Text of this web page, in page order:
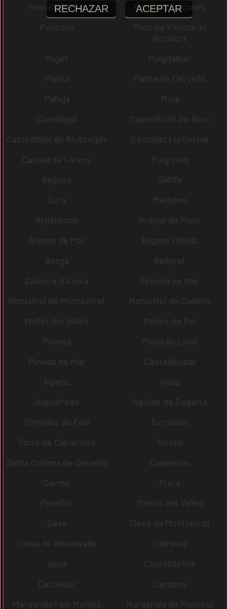
Premià de Dalt
Prats de Lluçanès
Pontons
Pont de Vilomara i
Rocafort
Pujalt
Puigdàlber
Papiol
Palma de Cervelló
Pallejà
Moià
Castellgalí
Castellfullit del Boix
Castellfollit de Riubregós
Castellet i la Gornal
Castell de l´Areny
Puig-reig
Begues
Gallifa
Sora
Mediona
Argentona
Arenys de Munt
Arenys de Mar
Bigues i Riells
Berga
Bellprat
Cabrera d´Anoia
Premià de Mar
Monistrol de Montserrat
Monistrol de Calders
Mollet del Vallès
Molins de Rei
Polinyà
Pobla de Lillet
Pineda de Mar
Castellbisbal
Alpens
Alella
Aiguafreda
Aguilar de Segarra
Torrelles de Foix
Torrelavit
Torre de Claramunt
Torelló
Santa Coloma de Cervelló
Casserres
Carme
Piera
Perafita
Parets del Vallès
Gavà
Olesa de Montserrat
Olesa de Bonesvalls
Olèrdola
dena
Castelldefels
Castellcir
Cardona
Margarida i els Monjos
Margarida de Montbui
RECHAZAR ACEPTAR